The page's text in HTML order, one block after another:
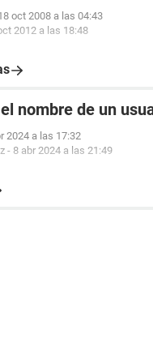
oct 2008 a las 04:43
2012 a las 18:48
nombre de un
2024 a las 17:32
- 8 abr 2024 a las 21:49